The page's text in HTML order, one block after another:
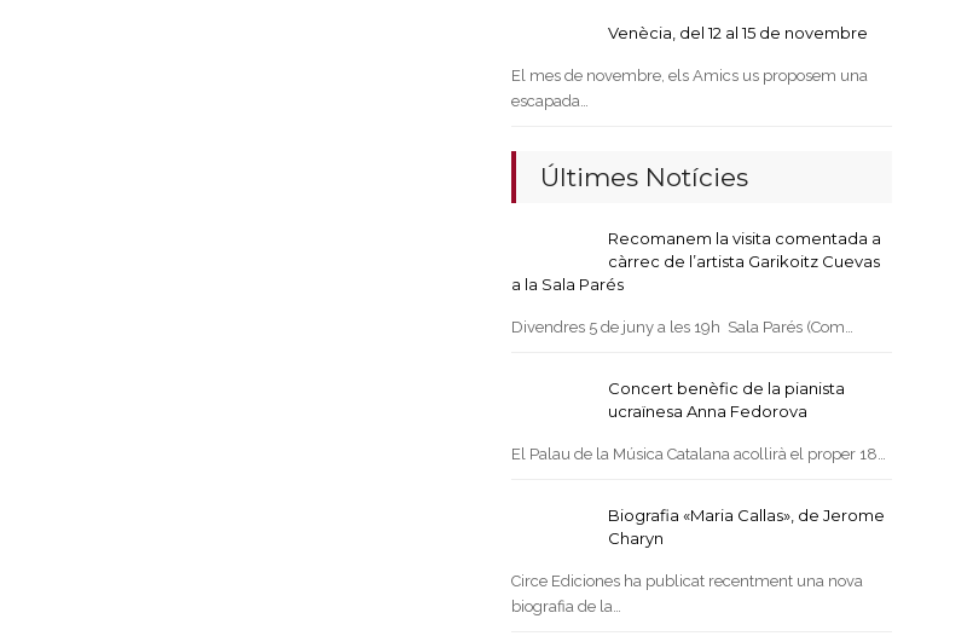
Venècia, del 12 al 15 de novembre
El mes de novembre, els Amics us proposem una
escapada…
Últimes Notícies
Recomanem la visita comentada a
càrrec de l’artista Garikoitz Cuevas
a la Sala Parés
Divendres 5 de juny a les 19h Sala Parés (Com…
Concert benèfic de la pianista
ucraïnesa Anna Fedorova
El Palau de la Música Catalana acollirà el proper 18…
Biografia «Maria Callas», de Jerome
Charyn
Circe Ediciones ha publicat recentment una nova
biografia de la…